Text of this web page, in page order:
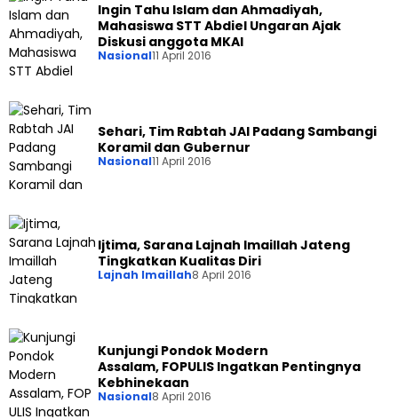
Ingin Tahu Islam dan Ahmadiyah,
Mahasiswa STT Abdiel Ungaran Ajak
Diskusi anggota MKAI
Nasional11 April 2016
Sehari, Tim Rabtah JAI Padang Sambangi
Koramil dan Gubernur
Nasional11 April 2016
Ijtima, Sarana Lajnah Imaillah Jateng
Tingkatkan Kualitas Diri
Lajnah Imaillah8 April 2016
Kunjungi Pondok Modern
Assalam, FOPULIS Ingatkan Pentingnya
Kebhinekaan
Nasional8 April 2016